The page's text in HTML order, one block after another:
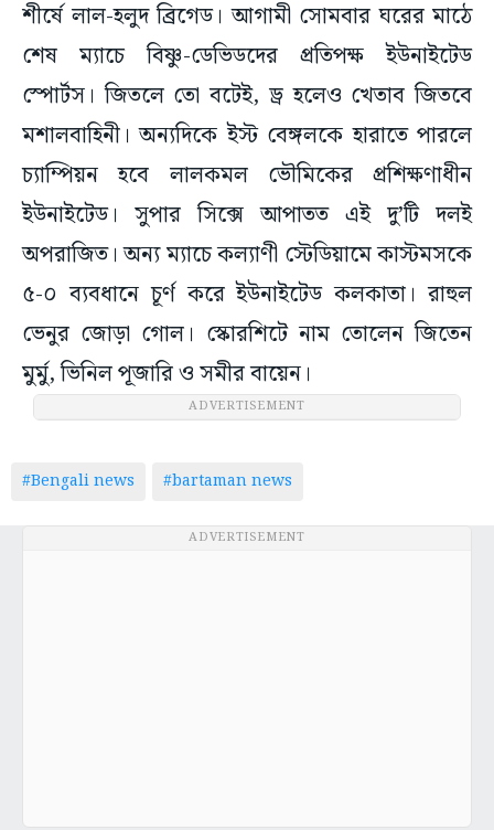
শীর্ষে লাল-হলুদ ব্রিগেড। আগামী সোমবার ঘরের মাঠে
শেষ ম্যাচে বিষ্ণু-ডেভিডদের প্রতিপক্ষ ইউনাইটেড
স্পোর্টস। জিতলে তো বটেই, ড্র হলেও খেতাব জিতবে
মশালবাহিনী। অন্যদিকে ইস্ট বেঙ্গলকে হারাতে পারলে
চ্যাম্পিয়ন হবে লালকমল ভৌমিকের প্রশিক্ষণাধীন
ইউনাইটেড। সুপার সিক্সে আপাতত এই দু’টি দলই
অপরাজিত। অন্য ম্যাচে কল্যাণী স্টেডিয়ামে কাস্টমসকে
৫-০ ব্যবধানে চূর্ণ করে ইউনাইটেড কলকাতা। রাহুল
ভেনুর জোড়া গোল। স্কোরশিটে নাম তোলেন জিতেন
মুর্মু, ভিনিল পূজারি ও সমীর বায়েন।
ADVERTISEMENT
#Bengali news #bartaman news
ADVERTISEMENT